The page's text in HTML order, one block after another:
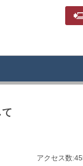
アクセス数: